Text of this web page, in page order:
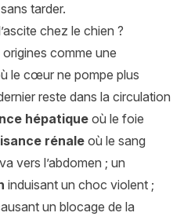
sans tarder.
chez le chien ?
origines comme une
le cœur ne pompe plus
reste dans la circulation
hépatiqueoù le foie
rénale où le sang
vers l’abdomen ; un
induisant un choc violent ;
un blocage de la